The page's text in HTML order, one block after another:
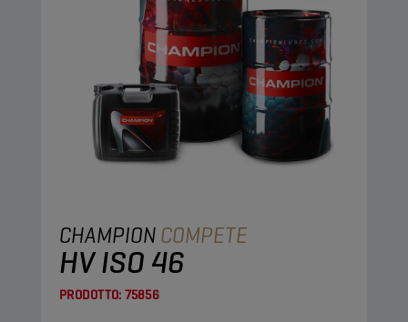
CHAMPIONCOMPETE
HV ISO 46
PRODOTTO: 75856